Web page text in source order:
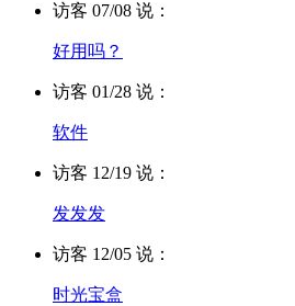
访客 07/08 说：
好用吗？
访客 01/28 说：
软件
访客 12/19 说：
发发发
访客 12/05 说：
时光宝盒